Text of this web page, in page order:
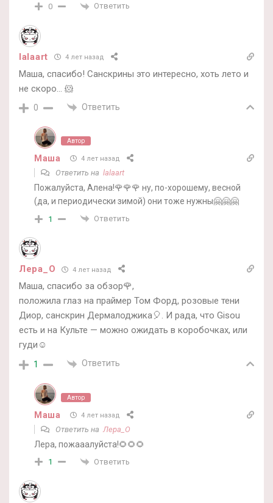
0 Ответить
lalaart 4 лет назад
Маша, спасибо! Санскрины это интересно, хоть лето и
не скоро… 🐹
0 Ответить
Автор
Маша 4 лет назад
Ответить на lalaart
Пожалуйста, Алена!🌹🌹🌹 ну, по-хорошему, весной
(да, и периодически зимой) они тоже нужны🤗🤗🤗
1 Ответить
Лера_О 4 лет назад
Маша, спасибо за обзор🌹,
положила глаз на праймер Том Форд, розовые тени
Диор, санскрин Дермалоджика🎈. И рада, что Gisou
есть и на Культе — можно ожидать в коробочках, или
гуди☺️
1 Ответить
Автор
Маша 4 лет назад
Ответить на Лера_О
Лера, пожааалуйста!🌻🌻🌻
1 Ответить